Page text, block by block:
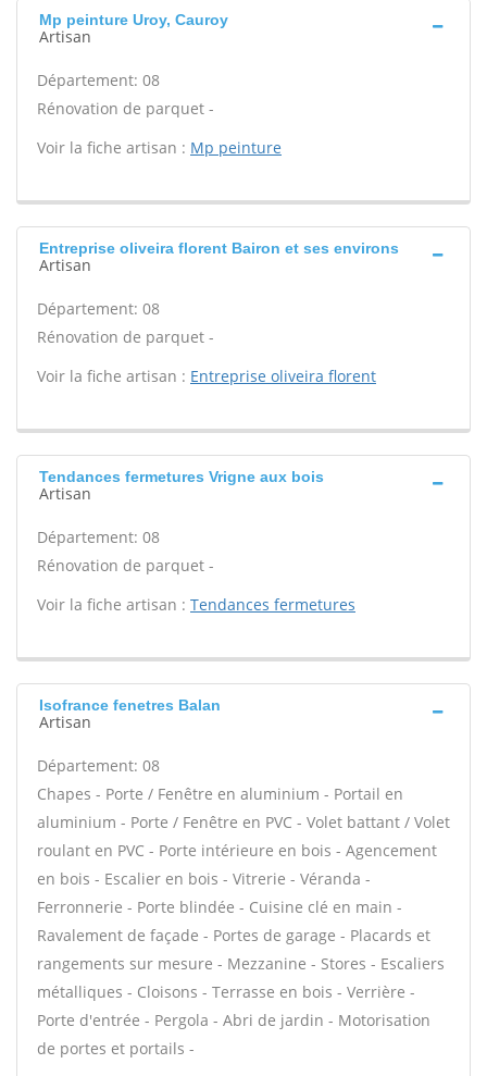
Mp peinture Uroy, Cauroy
Artisan
Département: 08
Rénovation de parquet -
Voir la fiche artisan : Mp peinture
Entreprise oliveira florent Bairon et ses environs
Artisan
Département: 08
Rénovation de parquet -
Voir la fiche artisan : Entreprise oliveira florent
Tendances fermetures Vrigne aux bois
Artisan
Département: 08
Rénovation de parquet -
Voir la fiche artisan : Tendances fermetures
Isofrance fenetres Balan
Artisan
Département: 08
Chapes - Porte / Fenêtre en aluminium - Portail en
aluminium - Porte / Fenêtre en PVC - Volet battant / Volet
roulant en PVC - Porte intérieure en bois - Agencement
en bois - Escalier en bois - Vitrerie - Véranda -
Ferronnerie - Porte blindée - Cuisine clé en main -
Ravalement de façade - Portes de garage - Placards et
rangements sur mesure - Mezzanine - Stores - Escaliers
métalliques - Cloisons - Terrasse en bois - Verrière -
Porte d'entrée - Pergola - Abri de jardin - Motorisation
de portes et portails -